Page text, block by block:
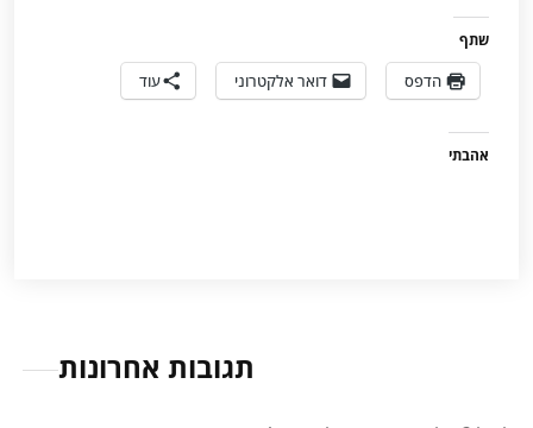
שתף
הדפס דואר אלקטרוני עוד
אהבתי
תגובות אחרונות